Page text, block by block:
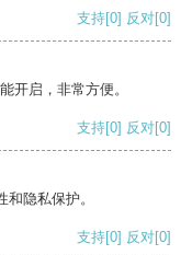
支持[0] 反对[0]
开启，非常方便。
支持[0] 反对[0]
隐私保护。
支持[0] 反对[0]